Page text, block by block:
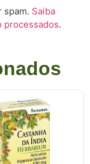
spam. Saiba
processados.